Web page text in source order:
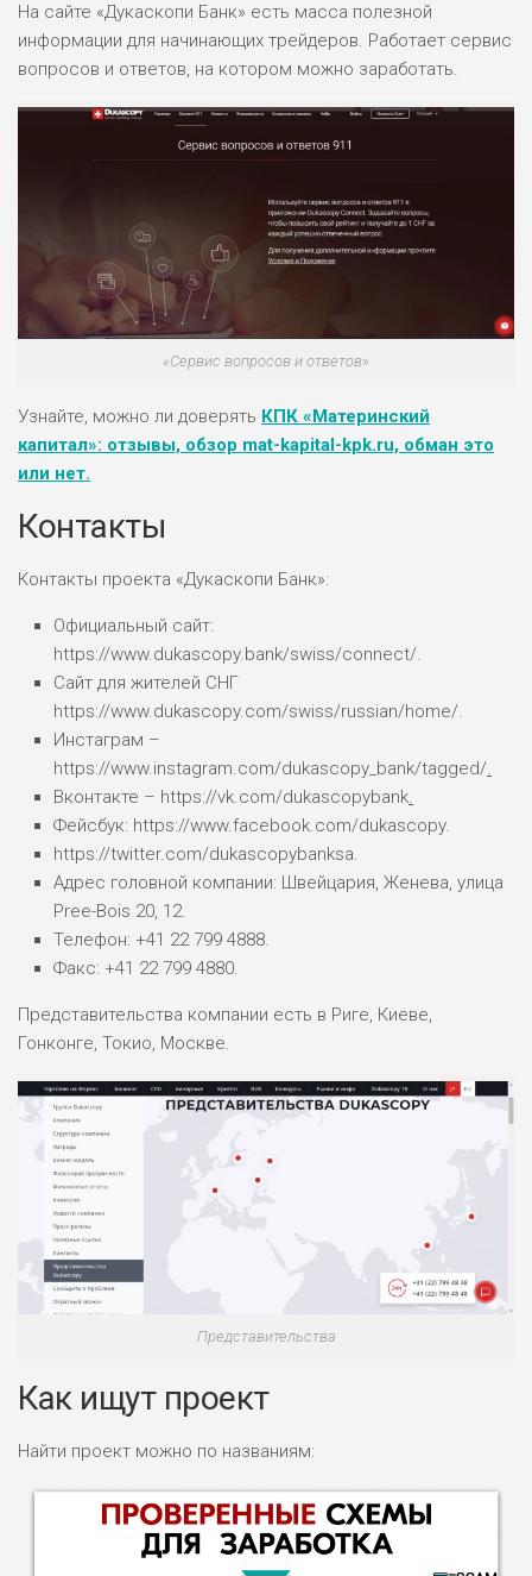
На сайте «Дукаскопи Банк» есть масса полезной
информации для начинающих трейдеров. Работает сервис
вопросов и ответов, на котором можно заработать.
«Сервис вопросов и ответов»
Узнайте, можно ли доверять КПК «Материнский
капитал»: отзывы, обзор mat-kapital-kpk.ru, обман это
или нет.
Контакты
Контакты проекта «Дукаскопи Банк»:
Официальный сайт:
https://www.dukascopy.bank/swiss/connect/.
Сайт для жителей СНГ
https://www.dukascopy.com/swiss/russian/home/.
Инстаграм –
https://www.instagram.com/dukascopy_bank/tagged/.
Вконтакте – https://vk.com/dukascopybank.
Фейсбук: https://www.facebook.com/dukascopy.
https://twitter.com/dukascopybanksa.
Адрес головной компании: Швейцария, Женева, улица
Pree-Bois 20, 12.
Телефон: +41 22 799 4888.
Факс: +41 22 799 4880.
Представительства компании есть в Риге, Киеве,
Гонконге, Токио, Москве.
Представительства
Как ищут проект
Найти проект можно по названиям: